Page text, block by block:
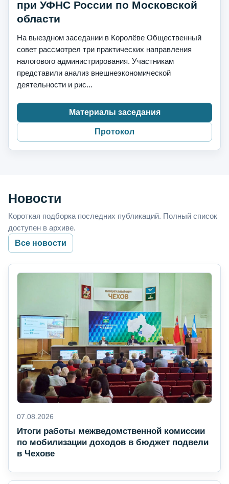
при УФНС России по Московской
области
На выездном заседании в Королёве Общественный
совет рассмотрел три практических направления
налогового администрирования. Участникам
представили анализ внешнеэкономической
деятельности и рис...
Материалы заседания
Протокол
Новости
Короткая подборка последних публикаций. Полный список
доступен в архиве.
Все новости
07.08.2026
Итоги работы межведомственной комиссии
по мобилизации доходов в бюджет подвели
в Чехове